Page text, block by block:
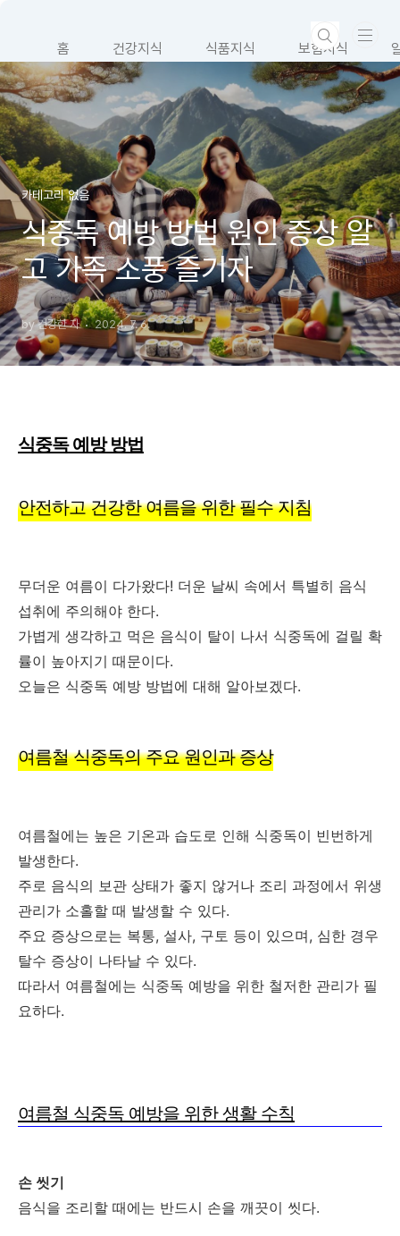
홈 건강지식 식품지식 보험지식
카테고리 없음
식중독 예방 방법 원인 증상 알
고 가족 소풍 즐기자
by 건강한 자 2024. 7. 6.
식중독 예방 방법
안전하고 건강한 여름을 위한 필수 지침
무더운 여름이 다가왔다! 더운 날씨 속에서 특별히 음식
섭취에 주의해야 한다.
가볍게 생각하고 먹은 음식이 탈이 나서 식중독에 걸릴 확
률이 높아지기 때문이다.
오늘은 식중독 예방 방법에 대해 알아보겠다.
여름철 식중독의 주요 원인과 증상
여름철에는 높은 기온과 습도로 인해 식중독이 빈번하게
발생한다.
주로 음식의 보관 상태가 좋지 않거나 조리 과정에서 위생
관리가 소홀할 때 발생할 수 있다.
주요 증상으로는 복통, 설사, 구토 등이 있으며, 심한 경우
탈수 증상이 나타날 수 있다.
따라서 여름철에는 식중독 예방을 위한 철저한 관리가 필
요하다.
여름철 식중독 예방을 위한 생활 수칙
손 씻기
음식을 조리할 때에는 반드시 손을 깨끗이 씻다.